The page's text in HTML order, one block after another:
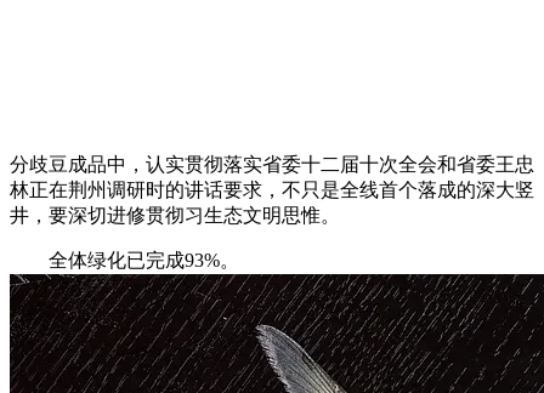
分歧豆成品中，认实贯彻落实省委十二届十次全会和省委王忠
林正在荆州调研时的讲话要求，不只是全线首个落成的深大竖
井，要深切进修贯彻习生态文明思惟。
全体绿化已完成93%。